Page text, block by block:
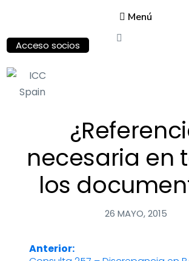
Menú
Chamber of
Commerce
Acceso socios
necesaria en
los
26 MAYO, 2015
Navegación
Anterior: